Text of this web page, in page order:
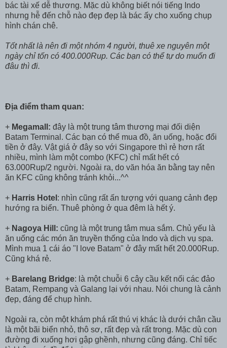
bác tài xế dễ thương. Mặc dù không biết nói tiếng Indo
nhưng hễ đến chỗ nào đẹp đẹp là bác ấy cho xuống chụp
hình chán chê.
Tốt nhất là nên đi một nhóm 4 người, thuê xe nguyên một
ngày chỉ tốn có 400.000Rup. Các bạn có thể tự do muốn đi
đâu thì đi.
Địa điểm tham quan:
+ Megamall: đây là một trung tâm thương mại đối diện
Batam Terminal. Các bạn có thể mua đồ, ăn uống, hoặc đổi
tiền ở đây. Vật giá ở đây so với Singapore thì rẻ hơn rất
nhiều, mình làm một combo (KFC) chỉ mất hết có
63.000Rup/2 người. Ngoài ra, do văn hóa ăn bằng tay nên
ăn KFC cũng không tránh khỏi...^^
+ Harris Hotel : nhìn cũng rất ấn tượng với quang cảnh đẹp
hướng ra biển. Thuê phòng ở qua đêm là hết ý.
+ Nagoya Hill: cũng là một trung tâm mua sắm. Chủ yếu là
ăn uống các món ăn truyền thống của Indo và dịch vụ spa.
Mình mua 1 cái áo "I love Batam" ở đây mất hết 20.000Rup.
Cũng khá rẻ.
+ Barelang Bridge: là một chuỗi 6 cây cầu kết nối các đảo
Batam, Rempang và Galang lại với nhau. Nói chung là cảnh
đẹp, đáng để chụp hình.
Ngoài ra, còn một khám phá rất thú vị khác là dưới chân cầu
là một bãi biển nhỏ, thô sơ, rất đẹp và rất trong. Mặc dù con
đường đi xuống hơi gập ghềnh, nhưng cũng đáng. Chỉ tiếc